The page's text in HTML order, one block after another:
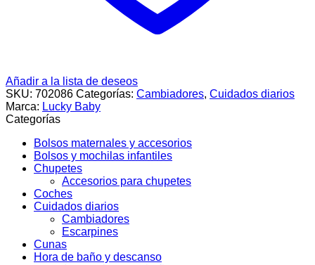
Añadir a la lista de deseos
SKU: 702086 Categorías: Cambiadores, Cuidados diarios
Marca: Lucky Baby
Categorías
Bolsos maternales y accesorios
Bolsos y mochilas infantiles
Chupetes
Accesorios para chupetes
Coches
Cuidados diarios
Cambiadores
Escarpines
Cunas
Hora de baño y descanso